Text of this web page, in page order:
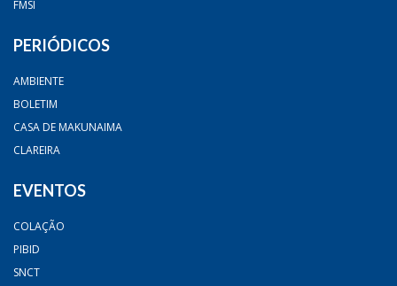
FMSI
PERIÓDICOS
AMBIENTE
BOLETIM
CASA DE MAKUNAIMA
CLAREIRA
EVENTOS
COLAÇÃO
PIBID
SNCT